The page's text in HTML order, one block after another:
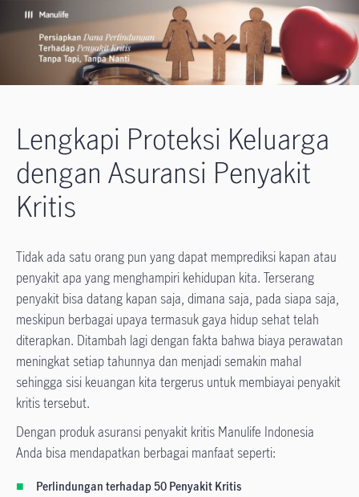
Lengkapi Proteksi Keluarga
dengan Asuransi Penyakit
Kritis
Tidak ada satu orang pun yang dapat memprediksi kapan atau
penyakit apa yang menghampiri kehidupan kita. Terserang
penyakit bisa datang kapan saja, dimana saja, pada siapa saja,
meskipun berbagai upaya termasuk gaya hidup sehat telah
diterapkan. Ditambah lagi dengan fakta bahwa biaya perawatan
meningkat setiap tahunnya dan menjadi semakin mahal
sehingga sisi keuangan kita tergerus untuk membiayai penyakit
kritis tersebut.
Dengan produk asuransi penyakit kritis Manulife Indonesia
Anda bisa mendapatkan berbagai manfaat seperti:
Perlindungan terhadap 50 Penyakit Kritis